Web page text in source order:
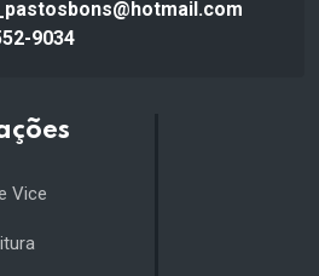
9034
Vice